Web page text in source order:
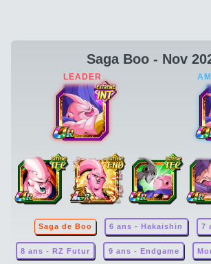
Saga Boo - Nov
Saga de Boo 6 ans - Hakaishin 7
8 ans - RZ Futur 9 ans - Endgame